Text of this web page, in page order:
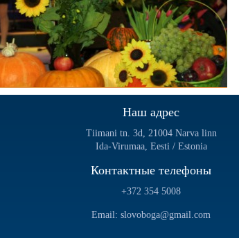
Наш адрес
Tiimani tn. 3d, 21004 Narva linn
Ida-Virumaa, Eesti / Estonia
Контактные телефоны
+372 354 5008
Email: slovoboga@gmail.com